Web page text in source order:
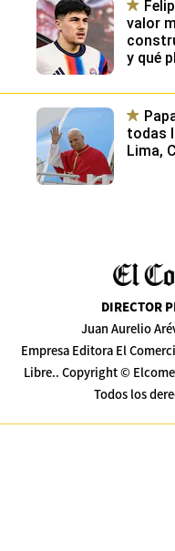
valor
y qué
todas
Lima,
DIRECTOR
Juan Aurelio
Empresa Editora El
Libre.. Copyright ©
Todos los